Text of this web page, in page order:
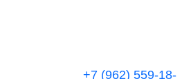
+7 (962) 559-18-